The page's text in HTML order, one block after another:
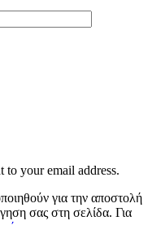
to your email address.
για την αποστολή
σας στη σελίδα. Για